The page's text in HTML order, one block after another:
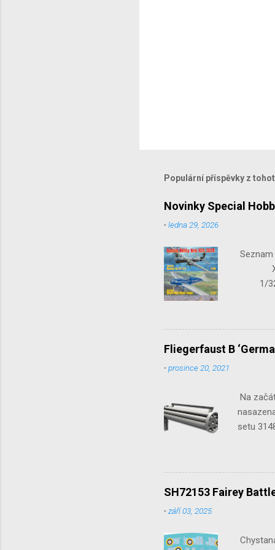
Populární příspěvky z
Novinky Special
-ledna 29, 2026
X-15-
1/32
Fliegerfaust B
-prosince 20, 2021
Na
setu
SH72153 Fairey
-září 03, 2025